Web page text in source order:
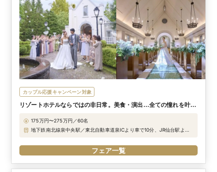
カップル応援キャンペーン対象
リゾートホテルならではの非日常。美食・演出…全ての憧れを叶え
175万円〜275万円／60名
地下鉄南北線泉中央駅／東北自動車道泉ICより車で10分、JR仙台駅より
フェア一覧